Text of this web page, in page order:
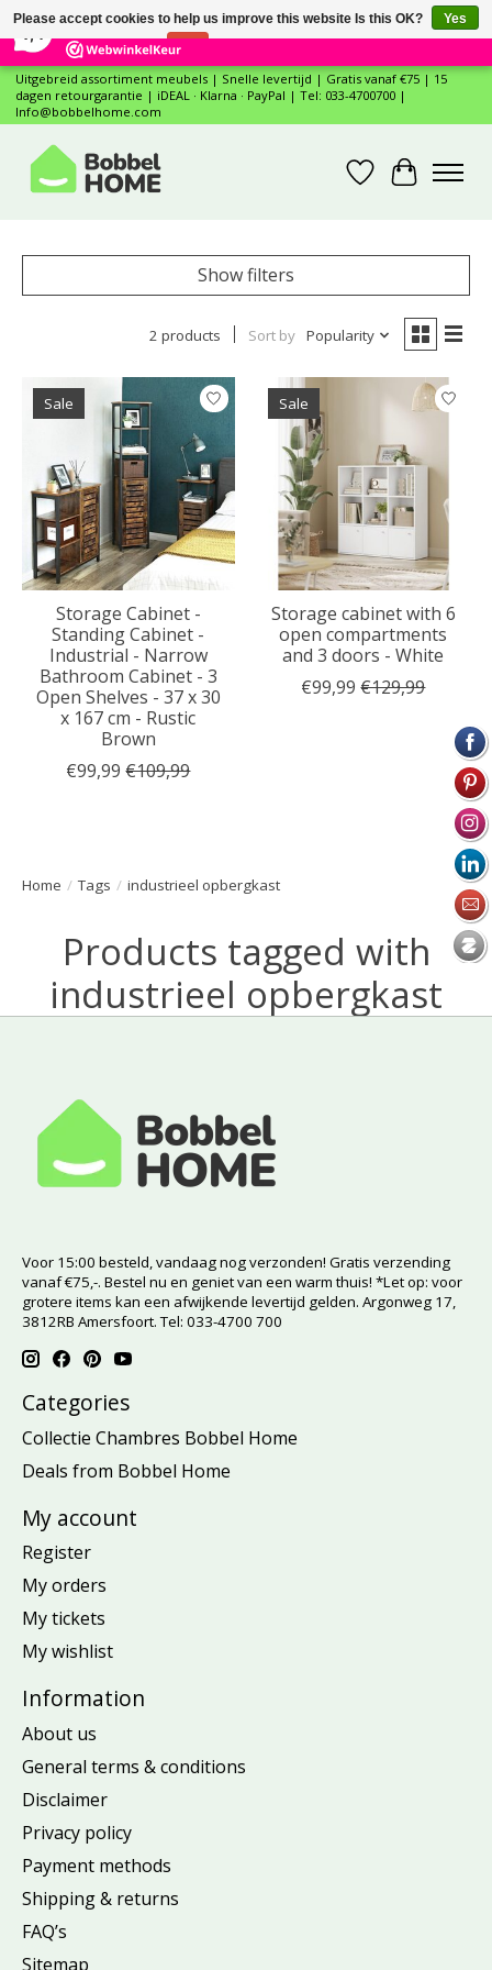
12 Reviews ×
Uitgebreid assortiment meubels | Snelle levertijd | Gratis vanaf €75 | 15
dagen retourgarantie | iDEAL · Klarna · PayPal | Tel: 033-4700700 |
Info@bobbelhome.com
WishlistCart
Home / Tags / industrieel opbergkast
Products tagged with
industrieel opbergkast
Show filters
2 products Sort by Popularity
Sale
Storage Cabinet -
Standing Cabinet -
Industrial - Narrow
Bathroom Cabinet - 3
Open Shelves - 37 x 30
x 167 cm - Rustic
Brown
€99,99 €109,99
Sale
Storage cabinet with 6
open compartments
and 3 doors - White
€99,99 €129,99
Voor 15:00 besteld, vandaag nog verzonden! Gratis verzending
vanaf €75,-. Bestel nu en geniet van een warm thuis! *Let op: voor
grotere items kan een afwijkende levertijd gelden. Argonweg 17,
3812RB Amersfoort. Tel: 033-4700 700
Categories
Collectie Chambres Bobbel Home
Deals from Bobbel Home
My account
Register
My orders
My tickets
My wishlist
Information
About us
General terms & conditions
Disclaimer
Privacy policy
Payment methods
Shipping & returns
FAQ’s
Sitemap
Please accept cookies to help us improve this website Is this OK?
Yes
No